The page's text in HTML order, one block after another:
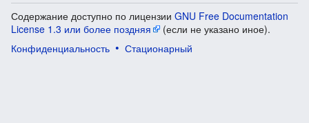
Содержание доступно по лицензии GNU Free Documentation
License 1.3 или более поздняя
(если не указано иное).
Конфиденциальность
Стационарный